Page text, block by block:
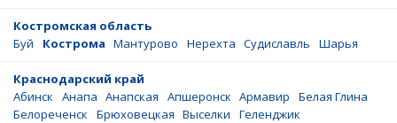
Костромская область
Буй
Кострома Мантурово Нерехта Судиславль Шарья
Краснодарский край
Абинск
Анапа Анапская Апшеронск Армавир
Белая Глина
Белореченск
Брюховецкая Выселки
Геленджик